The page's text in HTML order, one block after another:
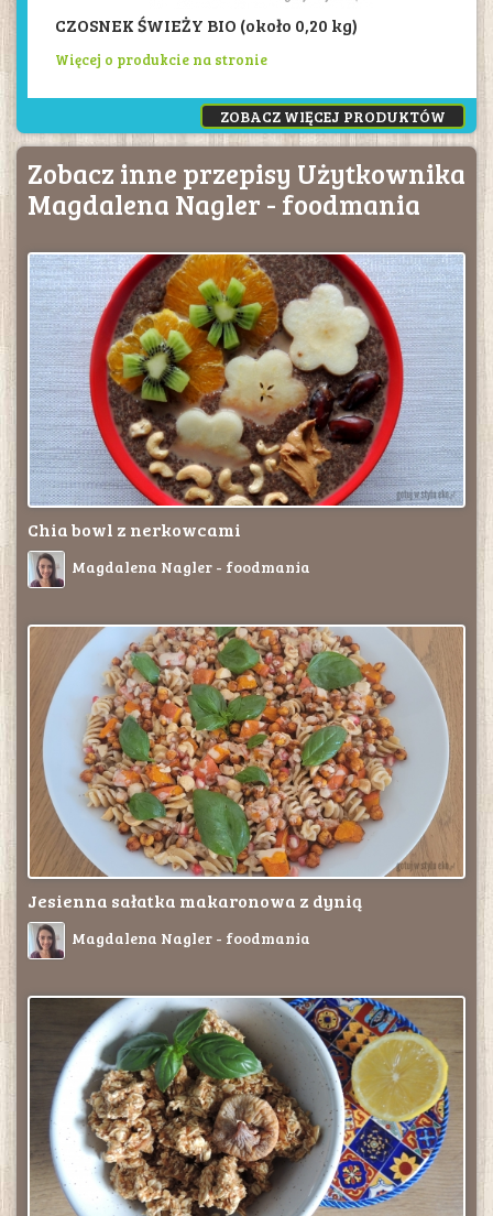
CZOSNEK ŚWIEŻY BIO (około 0,20 kg)
Więcej o produkcie na stronie
ZOBACZ WIĘCEJ PRODUKTÓW
Zobacz inne przepisy Użytkownika
Magdalena Nagler - foodmania
Chia bowl z nerkowcami
Magdalena Nagler - foodmania
Jesienna sałatka makaronowa z dynią
Magdalena Nagler - foodmania